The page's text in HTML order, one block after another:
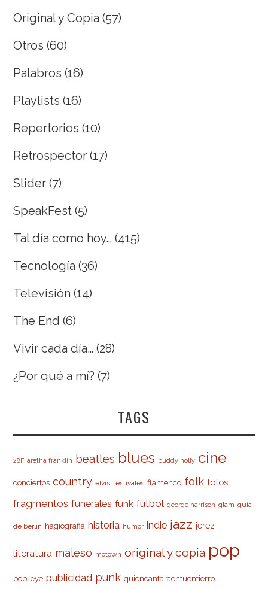
Original y Copia (57)
Otros (60)
Palabros (16)
Playlists (16)
Repertorios (10)
Retrospector (17)
Slider (7)
SpeakFest (5)
Tal día como hoy… (415)
Tecnología (36)
Televisión (14)
The End (6)
Vivir cada día… (28)
¿Por qué a mí? (7)
TAGS
28F aretha franklin beatles blues buddy holly cine
conciertos country elvis festivales flamenco folk fotos
fragmentos funerales funk futbol george harrison glam guía
de berlín hagiografia historia humor indie jazz jerez
literatura maleso motown original y copia pop
pop-eye publicidad punk quiencantaraentuentierro